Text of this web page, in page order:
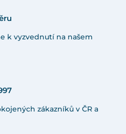
k vyzvednutí na našem
zákazníků v ČR a